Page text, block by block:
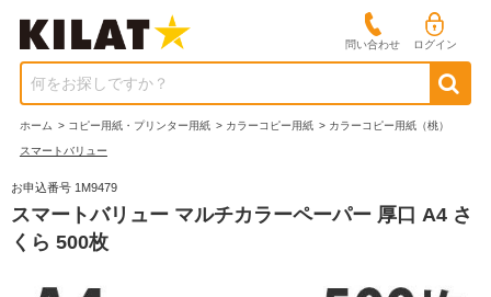
問い合わせ ログイン
何をお探しですか？
ホーム > コピー用紙・プリンター用紙 > カラーコピー用紙 > カラーコピー用紙（桃）
スマートバリュー
お申込番号 1M9479
スマートバリュー マルチカラーペーパー 厚口 A4 さ
くら 500枚